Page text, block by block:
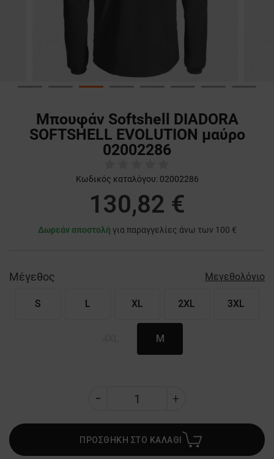
Μπουφάν Softshell DIADORA
SOFTSHELL EVOLUTION μαύρο
02002286
Κωδικός καταλόγου: 02002286
130,82 €
Δωρεάν αποστολή για παραγγελίες άνω των 100 €
Μέγεθος Μεγεθολόγιο
S L XL 2XL 3XL
M
ΠΡΟΣΘΗΚΗ ΣΤΟ ΚΑΛΑΘΙ